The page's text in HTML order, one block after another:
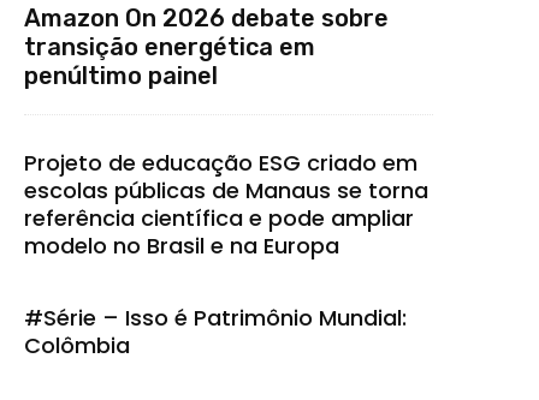
Amazon On 2026 debate sobre
transição energética em
penúltimo painel
Projeto de educação ESG criado em
escolas públicas de Manaus se torna
referência científica e pode ampliar
modelo no Brasil e na Europa
#Série – Isso é Patrimônio Mundial:
Colômbia